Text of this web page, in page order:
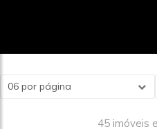
06 por página
45 imóveis